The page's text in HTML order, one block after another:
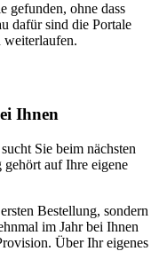
gefunden, ohne dass
dafür sind die Portale
Ihnen
Sie beim nächsten
auf Ihre eigene
Bestellung, sondern
im Jahr bei Ihnen
Über Ihr eigenes